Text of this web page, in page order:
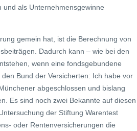
als Unternehmensgewinne
gemein hat, ist die Berechnung von
Dadurch kann – wie bei den
wenn eine fondsgebundene
Bund der Versicherten: Ich habe vor
abgeschlossen und bislang
Es sind noch zwei Bekannte auf diesen
der Stiftung Warentest
oder Rentenversicherungen die